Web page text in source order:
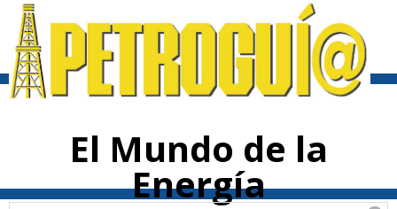
contenido
El Mundo de la
Energía